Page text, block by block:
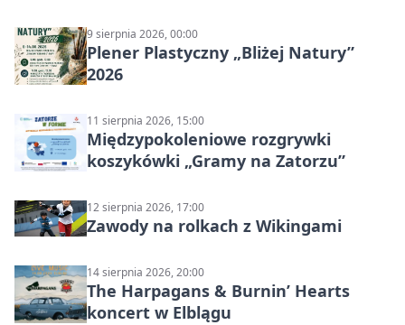
9 sierpnia 2026, 00:00
Plener Plastyczny „Bliżej Natury”
2026
11 sierpnia 2026, 15:00
Międzypokoleniowe rozgrywki
koszykówki „Gramy na Zatorzu”
12 sierpnia 2026, 17:00
Zawody na rolkach z Wikingami
14 sierpnia 2026, 20:00
The Harpagans & Burnin’ Hearts
koncert w Elblągu